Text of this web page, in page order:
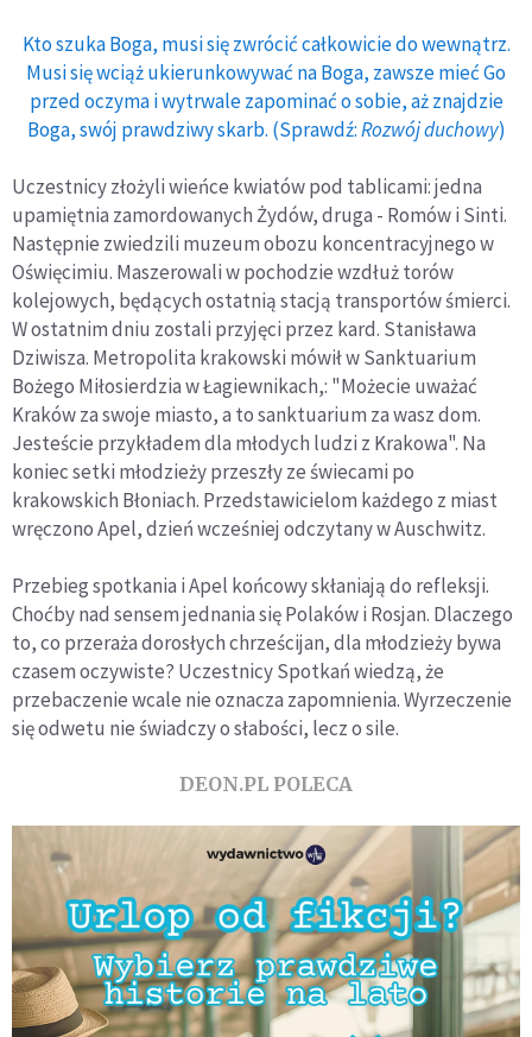
Kto szuka Boga, musi się zwrócić całkowicie do wewnątrz.
Musi się wciąż ukierunkowywać na Boga, zawsze mieć Go
przed oczyma i wytrwale zapominać o sobie, aż znajdzie
Boga, swój prawdziwy skarb. (Sprawdź:Rozwój duchowy)
Uczestnicy złożyli wieńce kwiatów pod tablicami: jedna
upamiętnia zamordowanych Żydów, druga - Romów i Sinti.
Następnie zwiedzili muzeum obozu koncentracyjnego w
Oświęcimiu. Maszerowali w pochodzie wzdłuż torów
kolejowych, będących ostatnią stacją transportów śmierci.
W ostatnim dniu zostali przyjęci przez kard. Stanisława
Dziwisza. Metropolita krakowski mówił w Sanktuarium
Bożego Miłosierdzia w Łagiewnikach,: "Możecie uważać
Kraków za swoje miasto, a to sanktuarium za wasz dom.
Jesteście przykładem dla młodych ludzi z Krakowa". Na
koniec setki młodzieży przeszły ze świecami po
krakowskich Błoniach. Przedstawicielom każdego z miast
wręczono Apel, dzień wcześniej odczytany w Auschwitz.
Przebieg spotkania i Apel końcowy skłaniają do refleksji.
Choćby nad sensem jednania się Polaków i Rosjan. Dlaczego
to, co przeraża dorosłych chrześcijan, dla młodzieży bywa
czasem oczywiste? Uczestnicy Spotkań wiedzą, że
przebaczenie wcale nie oznacza zapomnienia. Wyrzeczenie
się odwetu nie świadczy o słabości, lecz o sile.
DEON.PL POLECA